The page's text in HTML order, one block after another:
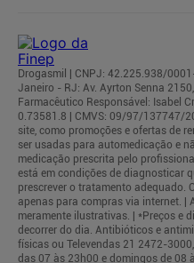
Drogasmil | CNPJ: 42.225.938/
Janeiro - RJ: Av. Ayrton Senna
Farmacêutico Responsável: Isabel
0.73581.8 | CMVS: 09/97/137747/
site, como promoções e ofertas de
ser usadas para automedicação e
medicação prescrita pelo
está em condições de diagnosticar
prescrever o tratamento adequado.
apenas para compras via internet. |
meramente ilustrativas. | *Preços e
decorrer do dia. Antibióticos e
físicas ou Televendas 21 2472-
das 07 às 23h00 e domingos de 08